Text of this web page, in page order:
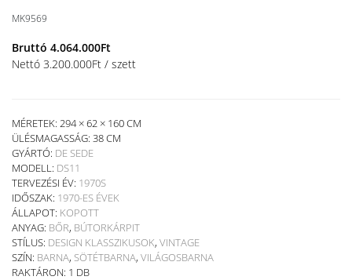
MK9569
Bruttó 4.064.000Ft
Nettó 3.200.000Ft / szett
MÉRETEK: 294 × 62 × 160 CM
ÜLÉSMAGASSÁG: 38 CM
GYÁRTÓ: DE SEDE
MODELL: DS11
TERVEZÉSI ÉV: 1970S
IDŐSZAK: 1970-ES ÉVEK
ÁLLAPOT: KOPOTT
ANYAG: BŐR, BÚTORKÁRPIT
STÍLUS: DESIGN KLASSZIKUSOK, VINTAGE
SZÍN: BARNA, SÖTÉTBARNA, VILÁGOSBARNA
RAKTÁRON: 1 DB